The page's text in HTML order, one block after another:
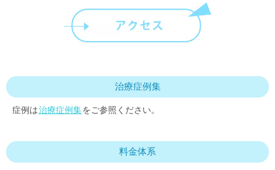
治療症例集
症例は治療症例集をご参照ください。
料金体系